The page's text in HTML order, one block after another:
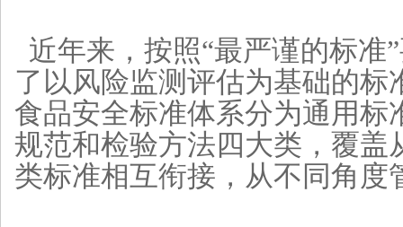
近年来，按照“最严谨的标准
了以风险监测评估为基础的标
食品安全标准体系分为通用标
规范和检验方法四大类，覆盖
类标准相互衔接，从不同角度